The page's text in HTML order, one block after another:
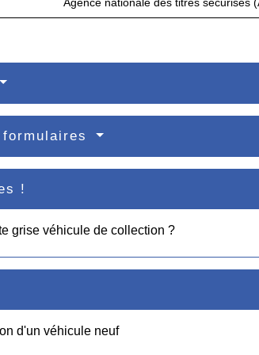
!
grise véhicule de collection ?
d'un véhicule neuf